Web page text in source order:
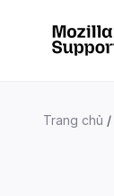
Trang chủ